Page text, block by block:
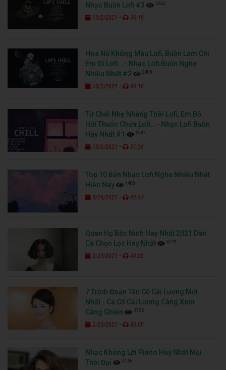
Nhạc Buồn Lofi #3
2632
10/2/2021 - 36:19
Hoa Nở Không Màu Lofi, Buồn Làm Chi
Em Ơi Lofi...- Nhạc Lofi Buồn Nghe
Nhiều Nhất #2
2405
10/2/2021 - 40:10
Từ Chối Nhẹ Nhàng Thôi Lofi, Em Bỏ
Hút Thuốc Chưa Lofi...- Nhạc Lofi Buồn
Hay Nhất #1
2537
10/2/2021 - 31:38
Top 10 Bản Nhạc Lofi Nghe Nhiều Nhất
Hiện Nay
4488
3/26/2021 - 42:57
Quan Họ Bắc Ninh Hay Nhất 2021 Dân
Ca Chọn Lọc Hay Nhất
3779
2/23/2021 - 43:00
7 Trích Đoạn Tân Cổ Cải Lương Mới
Nhất - Ca Cổ Cải Lương Càng Xem
Càng Ghiền
3756
2/20/2021 - 43:00
Nhạc Không Lời Piano Hay Nhất Mọi
Thời Đại
4165